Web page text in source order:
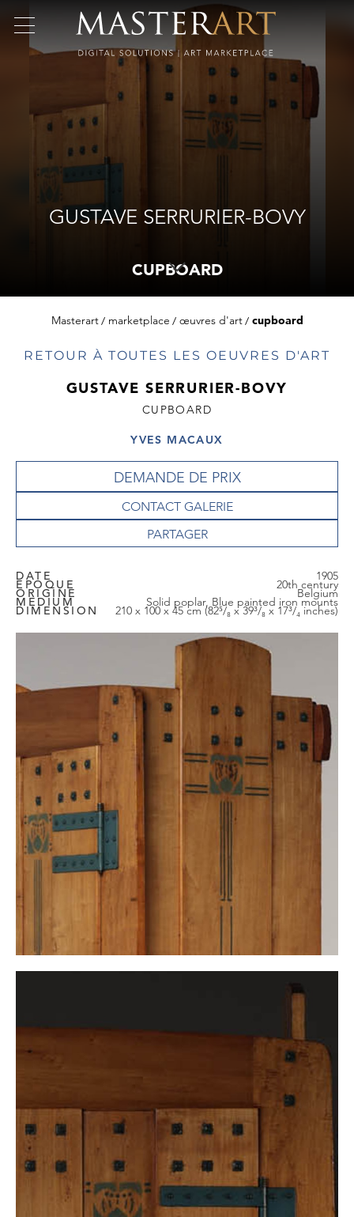
GUSTAVE SERRURIER-BOVY
CUPBOARD
Masterart marketplace œuvres d'art cupboard
RETOUR À TOUTES LES OEUVRES D'ART
GUSTAVE SERRURIER-BOVY
CUPBOARD
YVES MACAUX
DEMANDE DE PRIX
CONTACT GALERIE
DATE 1905
EPOQUE 20th century
ORIGINE Belgium
MEDIUM Solid poplar, Blue painted iron mounts
DIMENSION 210 x 100 x 45 cm (82⁵/₈ x 39³/₈ x 17³/₄ inches)